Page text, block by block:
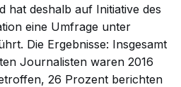
hat deshalb auf Initiative des
eine Umfrage unter
Die Ergebnisse: Insgesamt
Journalisten waren 2016
26 Prozent berichten